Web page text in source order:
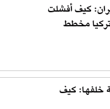
كيف أفشلت
مخطط
خلفها: كيف